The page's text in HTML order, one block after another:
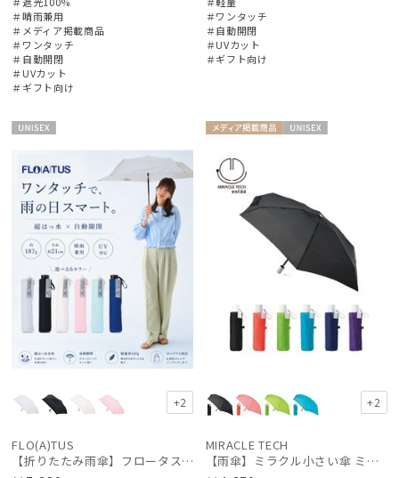
＃晴雨兼用
＃メディア掲載商品
＃ワンタッチ
＃自動開閉
＃UVカット
＃ギフト向け
＃ワンタッチ
＃自動開閉
＃UVカット
＃ギフト向け
+2
FLO(A)TUS
【折りたたみ雨傘】フロータス（FLO(A)TUS）プレーン60 超撥水傘 晴雨兼用 UV対応 自動開閉 大きめ
載商品
+2
MIRACLE TECH
【雨傘】ミラクル小さい傘 ミラクルテック (MIRACLE TECH) 自動開閉傘 最小折りたたみ傘 晴雨兼用 UV レディース メンズ ユニセックス